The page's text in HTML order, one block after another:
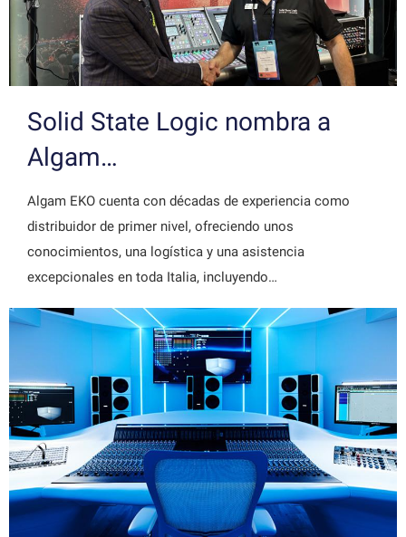
Solid State Logic nombra a
Algam…
Algam EKO cuenta con décadas de experiencia como
distribuidor de primer nivel, ofreciendo unos
conocimientos, una logística y una asistencia
excepcionales en toda Italia, incluyendo…